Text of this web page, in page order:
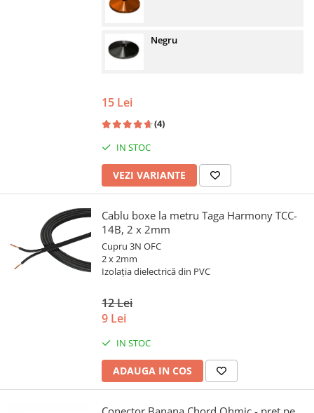
Negru
15 Lei
(4)
IN STOC
VEZI VARIANTE
Cablu boxe la metru Taga Harmony TCC-
14B, 2 x 2mm
Cupru 3N OFC
2 x 2mm
Izolația dielectrică din PVC
12 Lei
9 Lei
IN STOC
ADAUGA IN COS